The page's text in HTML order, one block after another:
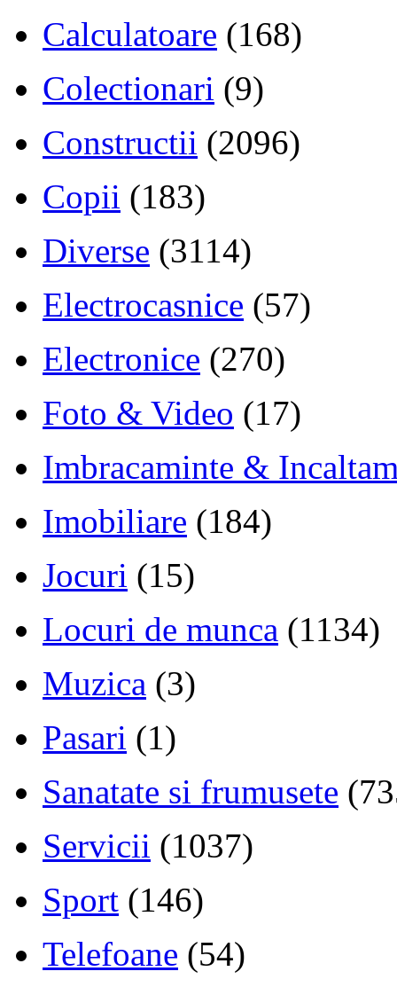
Calculatoare (168)
Colectionari (9)
Constructii (2096)
Copii (183)
Diverse (3114)
Electrocasnice (57)
Electronice (270)
Foto & Video (17)
Imbracaminte &
Imobiliare (184)
Jocuri (15)
Locuri de munca (1134)
Muzica (3)
Pasari (1)
Sanatate si frumusete
Servicii (1037)
Sport (146)
Telefoane (54)